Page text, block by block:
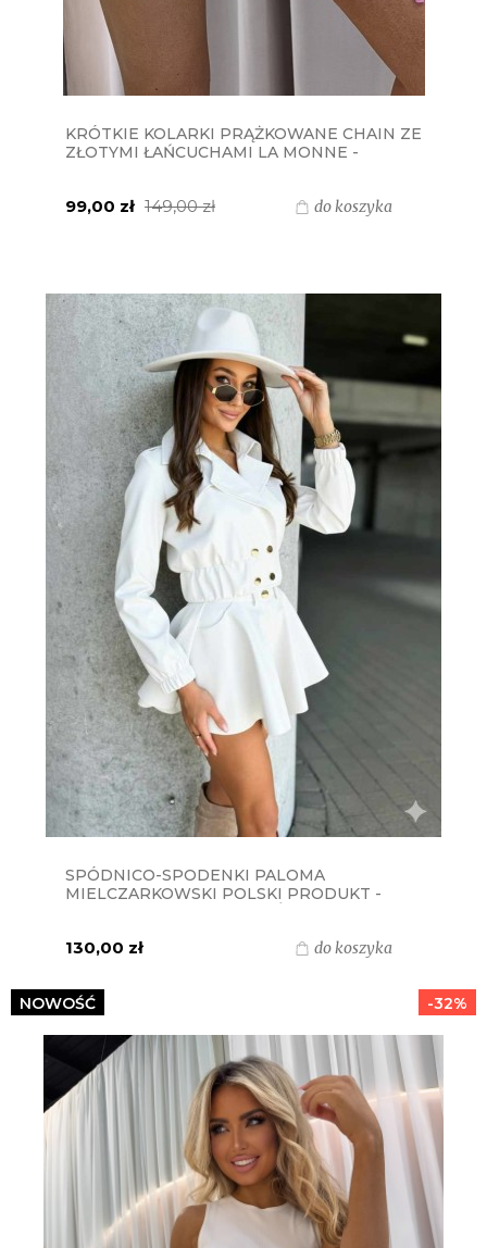
KRÓTKIE KOLARKI PRĄŻKOWANE CHAIN ZE
ZŁOTYMI ŁAŃCUCHAMI LA MONNE -
99,00 zł 149,00 zł do koszyka
SPÓDNICO-SPODENKI PALOMA
MIELCZARKOWSKI POLSKI PRODUKT -
130,00 zł do koszyka
-32%
NOWOŚĆ